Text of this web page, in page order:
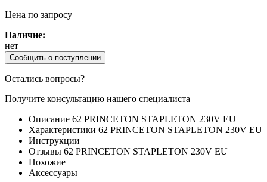
Цена по запросу
Наличие:
нет
Сообщить о поступлении
Остались вопросы?
Получите консультацию нашего специалиста
Описание 62 PRINCETON STAPLETON 230V EU
Характеристики 62 PRINCETON STAPLETON 230V EU
Инструкции
Отзывы 62 PRINCETON STAPLETON 230V EU
Похожие
Аксессуары